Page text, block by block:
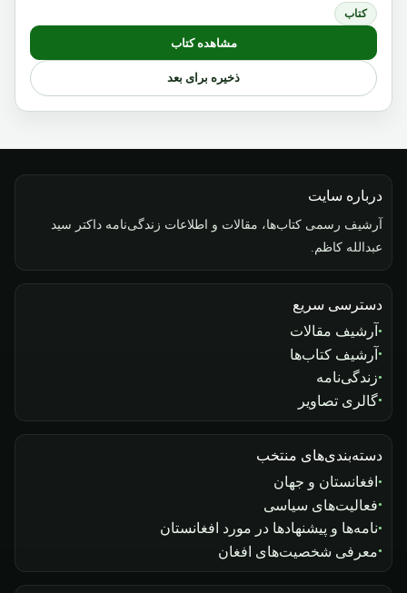
کتاب
مشاهده کتاب
ذخیره برای بعد
درباره سایت
آرشیف رسمی کتاب‌ها، مقالات و اطلاعات زندگی‌نامه داکتر سید
عبدالله کاظم.
دسترسی سریع
آرشیف مقالات
آرشیف کتاب‌ها
زندگی‌نامه
گالری تصاویر
دسته‌بندی‌های منتخب
افغانستان و جهان
فعالیت‌های سیاسی
نامه‌ها و پیشنهادها در مورد افغانستان
معرفی شخصیت‌های افغان